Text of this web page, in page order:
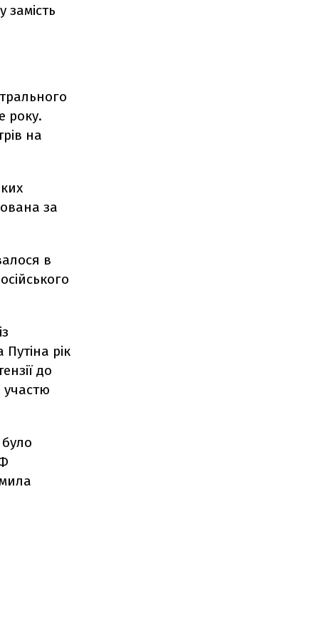
замість
року.
на
за
в
рік
до
участю